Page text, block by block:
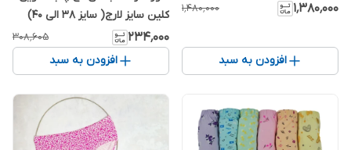
رندوم
۱٬۳۸۰٬۰۰۰ ۱٬۴۸۰٬۰۰۰
افزودن به سبد
کلین سایز لارج( سایز 38 الی 40)
۲۳۴٬۰۰۰ ۳۰۸٬۶۰۵
افزودن به سبد